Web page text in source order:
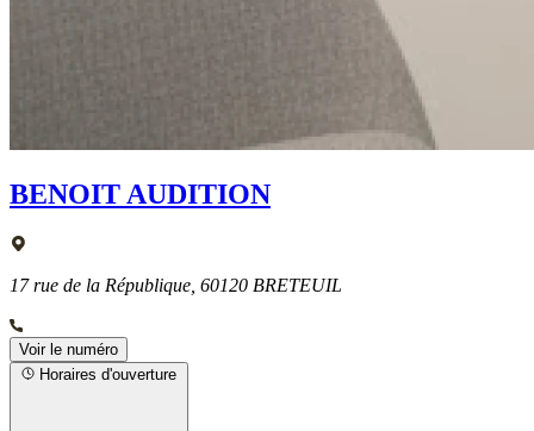
BENOIT AUDITION
17 rue de la République, 60120 BRETEUIL
Voir le numéro
Horaires d'ouverture